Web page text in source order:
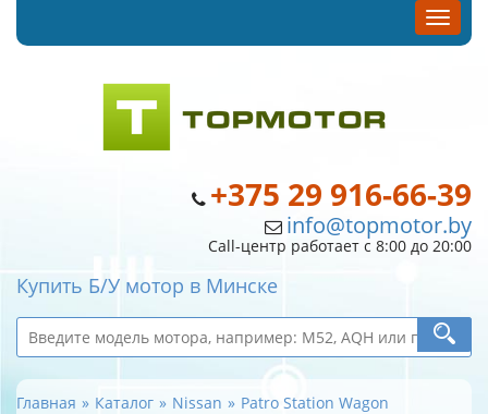
+375 29 916-66-39
info@topmotor.by
Call-центр работает с 8:00 до 20:00
Купить Б/У мотор в Минске
Главная Каталог Nissan Patro Station Wagon